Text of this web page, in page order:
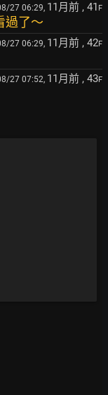
27 06:29, 11月前 , 41 F
過了～
27 06:29, 11月前 , 42F
27 07:52, 11月前 , 43F